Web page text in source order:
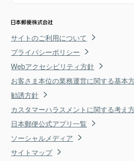
サイトのご利用について
プライバシーポリシー
Webアクセシビリティ方針
お客さま本位の業務運営に関する基本
勧誘方針
カスタマーハラスメントに関する考え
日本郵便公式アプリ一覧
ソーシャルメディア
サイトマップ